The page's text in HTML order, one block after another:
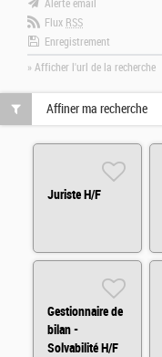
Alerte email
Flux RSS
Enregistrement
» Afficher l'url de la recherche
Juriste H/F
Gestionnaire de
bilan -
Solvabilité H/F
Affiner ma recherche